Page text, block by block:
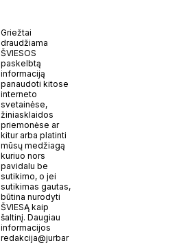
Griežtai
draudžiama
ŠVIESOS
paskelbtą
informaciją
panaudoti kitose
interneto
svetainėse,
žiniasklaidos
priemonėse ar
kitur arba platinti
mūsų medžiagą
kuriuo nors
pavidalu be
sutikimo, o jei
sutikimas gautas,
būtina nurodyti
ŠVIESĄ kaip
šaltinį. Daugiau
informacijos
redakcija@jurbar